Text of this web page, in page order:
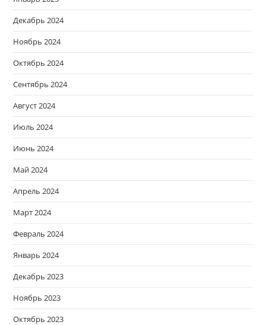
Декабрь 2024
Ноябрь 2024
Октябрь 2024
Сентябрь 2024
Август 2024
Июль 2024
Июнь 2024
Май 2024
Апрель 2024
Март 2024
Февраль 2024
Январь 2024
Декабрь 2023
Ноябрь 2023
Октябрь 2023